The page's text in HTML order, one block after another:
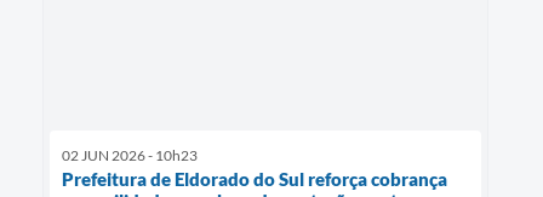
02 JUN 2026 - 10h23
Prefeitura de Eldorado do Sul reforça cobrança